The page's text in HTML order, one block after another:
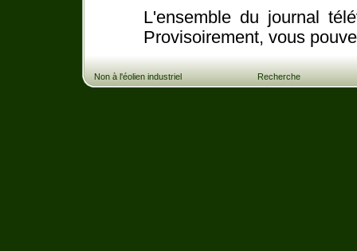
L'ensemble du journal
Provisoirement, vous
Non à l'éolien industriel Recherche